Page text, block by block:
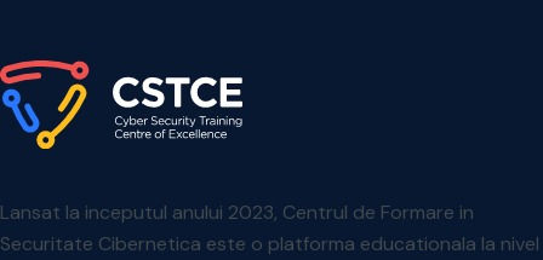
Lansat la inceputul anului 2023, Centrul de Formare in
Securitate Cibernetica este o platforma educationala la nivel